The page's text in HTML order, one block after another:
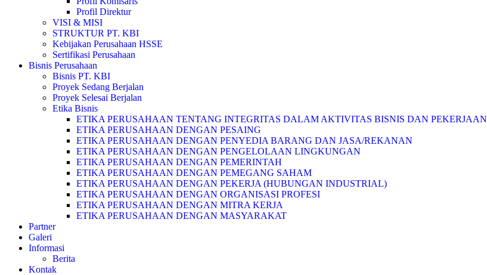
Profil Direktur
VISI & MISI
STRUKTUR PT. KBI
Kebijakan Perusahaan HSSE
Sertifikasi Perusahaan
Bisnis Perusahaan
Bisnis PT. KBI
Proyek Sedang Berjalan
Proyek Selesai Berjalan
Etika Bisnis
ETIKA PERUSAHAAN TENTANG INTEGRITAS DALAM AKTIVITAS BISNIS DAN PEKERJAAN
ETIKA PERUSAHAAN DENGAN PESAING
ETIKA PERUSAHAAN DENGAN PENYEDIA BARANG DAN JASA/REKANAN
ETIKA PERUSAHAAN DENGAN PENGELOLAAN LINGKUNGAN
ETIKA PERUSAHAAN DENGAN PEMERINTAH
ETIKA PERUSAHAAN DENGAN PEMEGANG SAHAM
ETIKA PERUSAHAAN DENGAN PEKERJA (HUBUNGAN INDUSTRIAL)
ETIKA PERUSAHAAN DENGAN ORGANISASI PROFESI
ETIKA PERUSAHAAN DENGAN MITRA KERJA
ETIKA PERUSAHAAN DENGAN MASYARAKAT
Partner
Galeri
Informasi
Berita
Kontak